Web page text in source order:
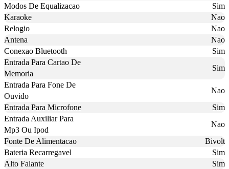
Modos De Equalizacao
Sim
Karaoke
Nao
Relogio
Nao
Antena
Nao
Conexao Bluetooth
Sim
Entrada Para Cartao De
Memoria
Sim
Entrada Para Fone De
Ouvido
Nao
Entrada Para Microfone
Sim
Entrada Auxiliar Para
Mp3 Ou Ipod
Nao
Fonte De Alimentacao
Bivolt
Bateria Recarregavel
Sim
Alto Falante
Sim